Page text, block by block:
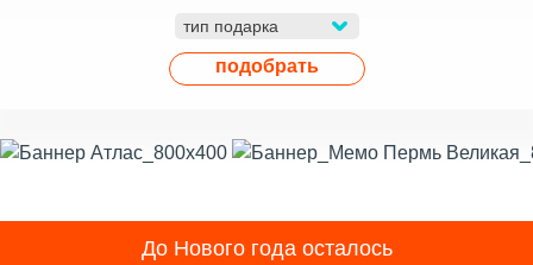
подобрать
До Нового года осталось